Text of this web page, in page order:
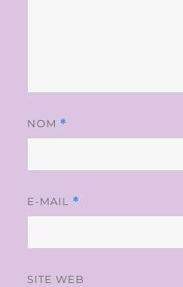
NOM *
E-MAIL *
SITE WEB